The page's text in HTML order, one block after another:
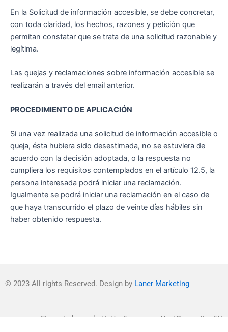
En la Solicitud de información accesible, se debe concretar,
con toda claridad, los hechos, razones y petición que
permitan constatar que se trata de una solicitud razonable y
legítima.
Las quejas y reclamaciones sobre información accesible se
realizarán a través del email anterior.
PROCEDIMIENTO DE APLICACIÓN
Si una vez realizada una solicitud de información accesible o
queja, ésta hubiera sido desestimada, no se estuviera de
acuerdo con la decisión adoptada, o la respuesta no
cumpliera los requisitos contemplados en el artículo 12.5, la
persona interesada podrá iniciar una reclamación.
Igualmente se podrá iniciar una reclamación en el caso de
que haya transcurrido el plazo de veinte días hábiles sin
haber obtenido respuesta.
© 2023 All rights Reserved. Design by Laner Marketing
Financiado por la Unión Europea – NextGenerationEU